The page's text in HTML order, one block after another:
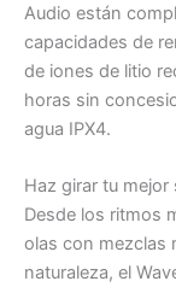
Audio están
capacidades de
de iones de litio
horas sin
agua IPX4.
Haz girar tu mejor
Desde los ritmos
olas con mezclas
naturaleza, el